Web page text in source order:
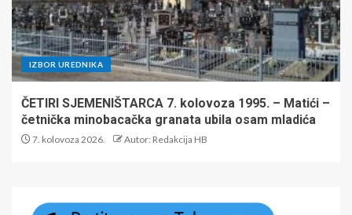
IZBOR UREDNIKA
ČETIRI SJEMENIŠTARCA 7. kolovoza 1995. – Matići –
četnička minobacačka granata ubila osam mladića
7. kolovoza 2026. Autor: Redakcija HB